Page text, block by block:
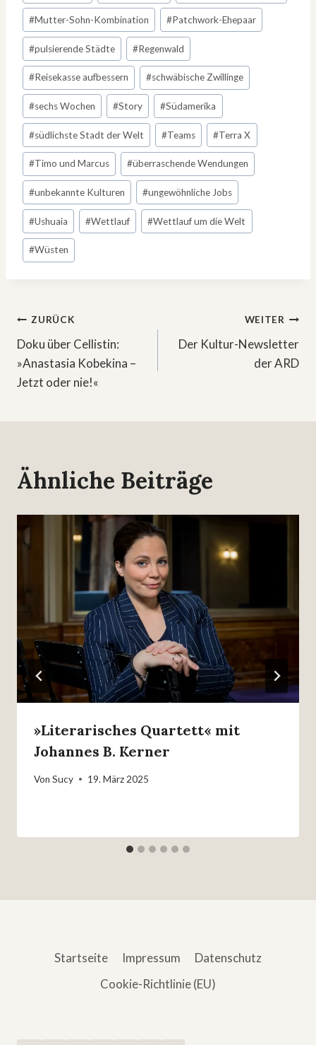
#Mutter-Sohn-Kombination #Patchwork-Ehepaar
#pulsierende Städte #Regenwald
#Reisekasse aufbessern #schwäbische Zwillinge
#sechs Wochen #Story #Südamerika
#südlichste Stadt der Welt #Teams #Terra X
#Timo und Marcus #überraschende Wendungen
#unbekannte Kulturen #ungewöhnliche Jobs
#Ushuaia #Wettlauf #Wettlauf um die Welt
#Wüsten
Beitragsnavigation
ZURÜCK
Doku über Cellistin:
»Anastasia Kobekina –
Jetzt oder nie!«
WEITER
Der Kultur-Newsletter
der ARD
Ähnliche Beiträge
»Literarisches Quartett« mit
Johannes B. Kerner
Von Sucy 19. März 2025
Startseite Impressum
Datenschutz
Cookie-Richtlinie (EU)